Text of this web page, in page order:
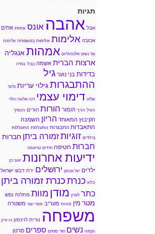
תגיות
אבל אהבה אונס אחיות אחים
אכזבה אלימות אלימות במשפחה אלימות
נגד נשים אלכוהוליזם אמהותאנגליה
ארצות הברית אשמה בבל בגידה
בדידות בני נוער גיל
ההתבגרות גילוי עריות גלעד
שליט דימוי עצמי דנה אלעזר-הלוי
הגיל הרך הומור הורות הורים הנסיך
הקיבוץ המאוחד הריון השמנה
התאבדות התבגרות התעללות התעללות
בילדים זוגיותזמורה ביתן חברוּת
חברות חטיפה חרדים טראומה
ידיעות אחרונות יואב כץ
ילדים יעל אכמון ירושלים ירח דבש ישראל
כלא כנרת כנרת זמורה ביתן
כתר לונדון מודן מוות מחלות נפש
מטר מין מיניות מעריב מפרי עטי משטרה
משפחה נורית לוינסון ניו יורק
נקמה נשים סוד סמים ספרים סרטן